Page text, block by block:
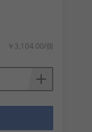
￥3,104.00/個